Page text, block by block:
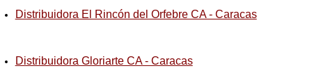
Distribuidora El Rincón del Orfebre CA - Caracas
Distribuidora Gloriarte CA - Caracas